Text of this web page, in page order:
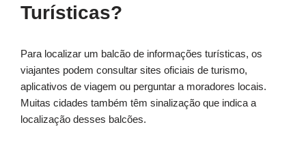
Turísticas?
Para localizar um balcão de informações turísticas, os
viajantes podem consultar sites oficiais de turismo,
aplicativos de viagem ou perguntar a moradores locais.
Muitas cidades também têm sinalização que indica a
localização desses balcões.